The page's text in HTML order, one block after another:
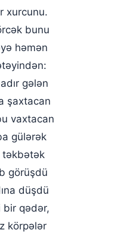
xurcunu.
bunu
həmən
gələn
şaxtacan
vaxtacan
gülərək
təkbətək
görüşdü
düşdü
bir qədər,
körpələr